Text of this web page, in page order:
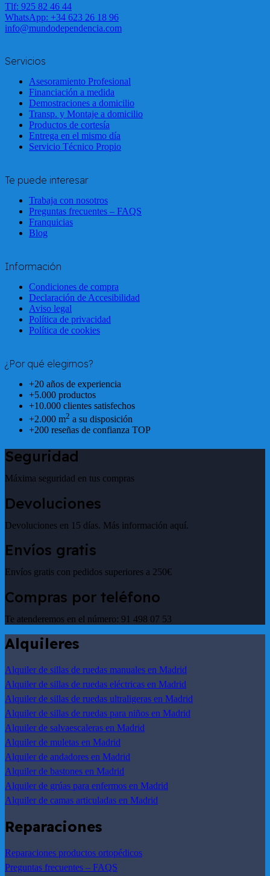
Tlf: 925 82 46 44
WhatsApp: +34 623 26 18 96
info@mundodependencia.com
Servicios
Asesoramiento Profesional
Financiación a medida
Demostraciones a domicilio
Transp. y Montaje a domicilio
Productos de cortesía
Entrega en el mismo día
Servicio Técnico Propio
Te puede interesar
Trabaja con nosotros
Preguntas frecuentes – FAQS
Franquicias
Blog
Información
Condiciones de compra
Declaración de Accesibilidad
Aviso legal
Política de privacidad
Política de cookies
¿Por qué elegirnos?
+20 años de experiencia
+5.000 productos
+10.000 clientes satisfechos
+2.000 m2 a su disposición
+200 reseñas de confianza TOP
Seguridad
Máxima seguridad en tus compras
Devoluciones
Devoluciones en 15 días. Más información aquí.
Envíos gratis
Envíos gratis con pedidos superiores a 250€
Compras por teléfono
Te atenderemos en el número: 91 498 07 53
Alquileres
Alquiler de sillas de ruedas manuales en Madrid
Alquiler de sillas de ruedas eléctricas en Madrid
Alquiler de sillas de ruedas ultraligeras en Madrid
Alquiler de sillas de ruedas para niños en Madrid
Alquiler de salvaescaleras en Madrid
Alquiler de muletas en Madrid
Alquiler de andadores en Madrid
Alquiler de bastones en Madrid
Alquiler de grúas para enfermos en Madrid
Alquiler de camas articuladas en Madrid
Reparaciones
Reparaciones productos ortopédicos
Preguntas frecuentes – FAQS